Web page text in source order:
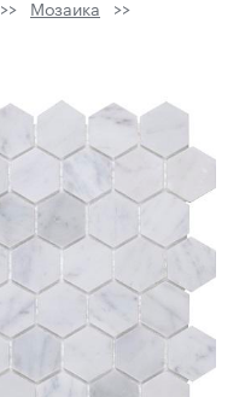
Мозаика